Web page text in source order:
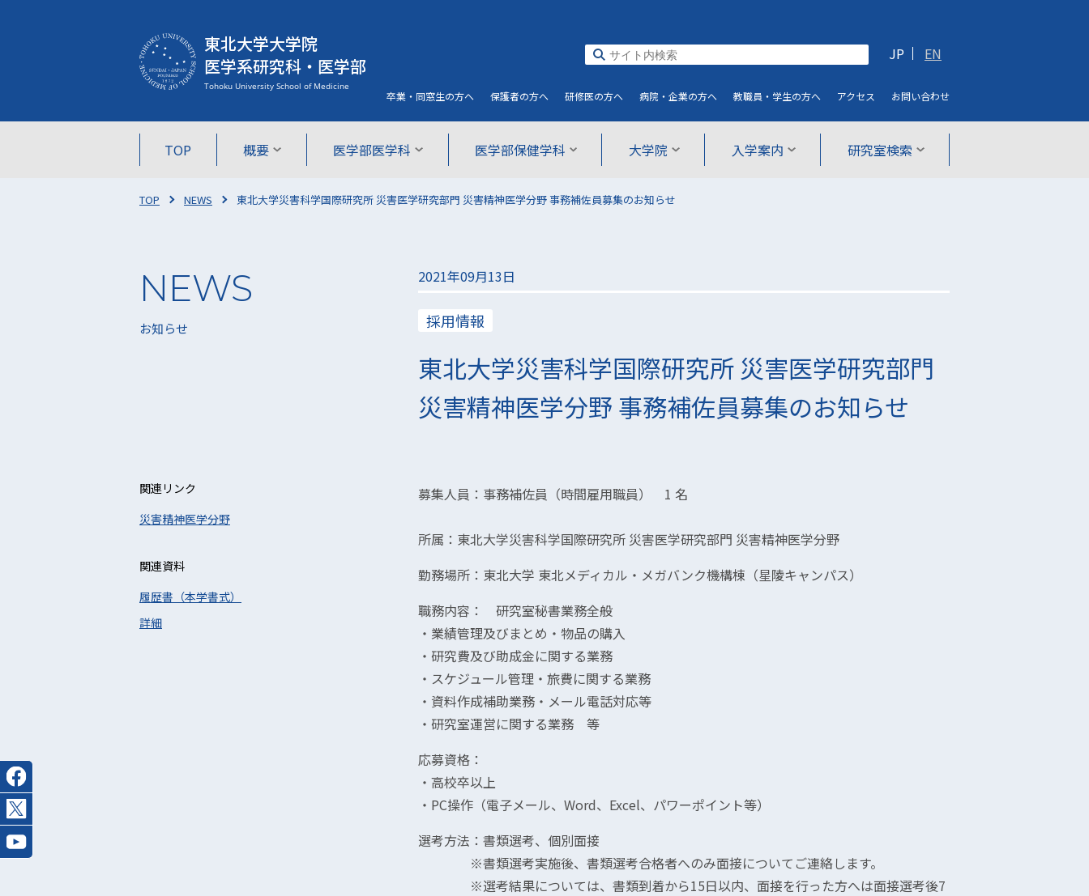
東北大学大学院
医学系研究科・医学部
TOP 概要 医学部医学科 医学部保健学科 大学院 入学案内 研究室検索
JP EN
卒業・同窓生の方へ 保護者の方へ 研修医の方へ 病院・企業の方へ 教職員・学生の方へ アクセス お問い合わせ
TOP NEWS 東北大学災害科学国際研究所 災害医学研究部門 災害精神医学分野 事務補佐員募集のお知らせ
お知らせ
2021年09月13日
採用情報
東北大学災害科学国際研究所 災害医学研究部門
災害精神医学分野 事務補佐員募集のお知らせ
募集人員：事務補佐員（時間雇用職員） 1 名
所属：東北大学災害科学国際研究所 災害医学研究部門 災害精神医学分野
勤務場所：東北大学 東北メディカル・メガバンク機構棟（星陵キャンパス）
職務内容： 研究室秘書業務全般
・業績管理及びまとめ・物品の購入
・研究費及び助成金に関する業務
・スケジュール管理・旅費に関する業務
・資料作成補助業務・メール電話対応等
・研究室運営に関する業務 等
応募資格：
・高校卒以上
・PC操作（電子メール、Word、Excel、パワーポイント等）
選考方法：書類選考、個別面接
※書類選考実施後、書類選考合格者へのみ面接についてご連絡します。
※選考結果については、書類到着から15日以内、面接を行った方へは面接選考後7
関連リンク
災害精神医学分野
関連資料
履歴書（本学書式）
詳細